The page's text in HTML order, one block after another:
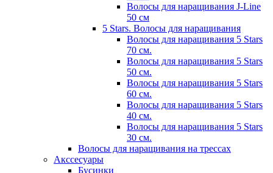
Волосы для наращивания J-Line
50 см
5 Stars. Волосы для наращивания
Волосы для наращивания 5 Stars
70 см.
Волосы для наращивания 5 Stars
50 см.
Волосы для наращивания 5 Stars
60 см.
Волосы для наращивания 5 Stars
40 см.
Волосы для наращивания 5 Stars
30 см.
Волосы для наращивания на трессах
Акссесуары
Бусинки